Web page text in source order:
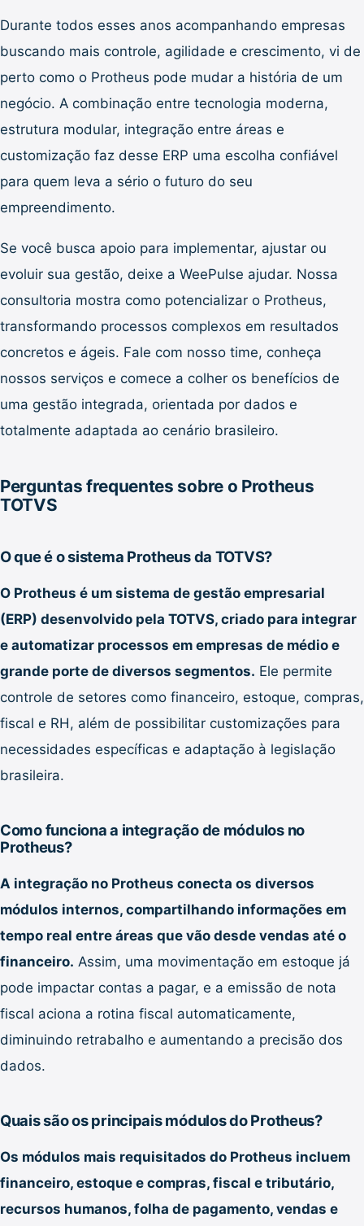
Durante todos esses anos acompanhando empresas
buscando mais controle, agilidade e crescimento, vi de
perto como o Protheus pode mudar a história de um
negócio. A combinação entre tecnologia moderna,
estrutura modular, integração entre áreas e
customização faz desse ERP uma escolha confiável
para quem leva a sério o futuro do seu
empreendimento.
Se você busca apoio para implementar, ajustar ou
evoluir sua gestão, deixe a WeePulse ajudar. Nossa
consultoria mostra como potencializar o Protheus,
transformando processos complexos em resultados
concretos e ágeis. Fale com nosso time, conheça
nossos serviços e comece a colher os benefícios de
uma gestão integrada, orientada por dados e
totalmente adaptada ao cenário brasileiro.
Perguntas frequentes sobre o Protheus
TOTVS
O que é o sistema Protheus da TOTVS?
O Protheus é um sistema de gestão empresarial
(ERP) desenvolvido pela TOTVS, criado para integrar
e automatizar processos em empresas de médio e
grande porte de diversos segmentos. Ele permite
controle de setores como financeiro, estoque, compras,
fiscal e RH, além de possibilitar customizações para
necessidades específicas e adaptação à legislação
brasileira.
Como funciona a integração de módulos no
Protheus?
A integração no Protheus conecta os diversos
módulos internos, compartilhando informações em
tempo real entre áreas que vão desde vendas até o
financeiro. Assim, uma movimentação em estoque já
pode impactar contas a pagar, e a emissão de nota
fiscal aciona a rotina fiscal automaticamente,
diminuindo retrabalho e aumentando a precisão dos
dados.
Quais são os principais módulos do Protheus?
Os módulos mais requisitados do Protheus incluem
financeiro, estoque e compras, fiscal e tributário,
recursos humanos, folha de pagamento, vendas e